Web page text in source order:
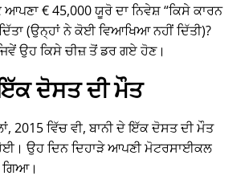
€ 45,000 ਯੂਰੋ ਦਾ ਨਿਵੇਸ਼ ਕਿਸੇ ਕਾਰਨ
(ਉਨ੍ਹਾਂ ਨੇ ਕੋਈ ਵਿਆਖਿਆ ਨਹੀਂ ਦਿੱਤੀ)?
ਉਹ ਕਿਸੇ ਚੀਜ਼ ਤੋਂ ਡਰ ਗਏ ਹੋਣ।
ਦੋਸਤ ਦੀ ਮੌਤ
2015 ਵਿੱਚ ਵੀ, ਬਾਨੀ ਦੇ ਇੱਕ ਦੋਸਤ ਦੀ ਮੌਤ
ਉਹ ਦਿਨ ਦਿਹਾੜੇ ਆਪਣੀ ਮੋਟਰਸਾਈਕਲ